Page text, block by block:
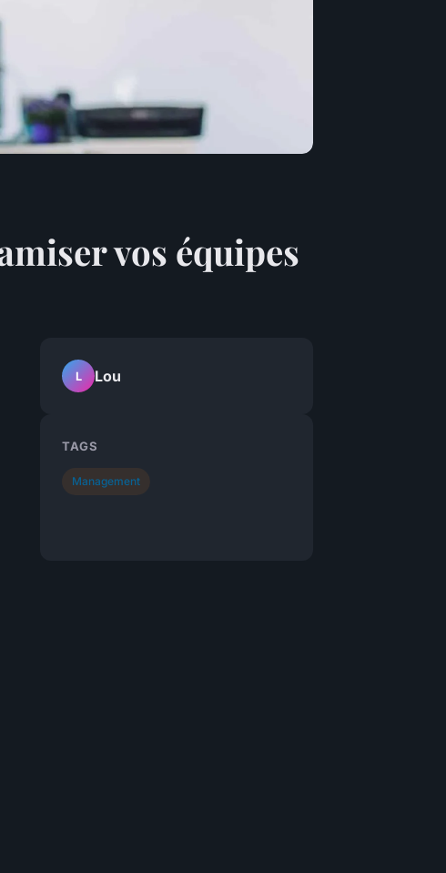
vos équipes
L Lou
TAGS
Management